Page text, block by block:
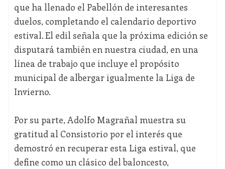
que ha llenado el Pabellón de interesantes
duelos, completando el calendario deportivo
estival. El edil señala que la próxima edición se
disputará también en nuestra ciudad, en una
línea de trabajo que incluye el propósito
municipal de albergar igualmente la Liga de
Invierno.
Por su parte, Adolfo Magrañal muestra su
gratitud al Consistorio por el interés que
demostró en recuperar esta Liga estival, que
define como un clásico del baloncesto,